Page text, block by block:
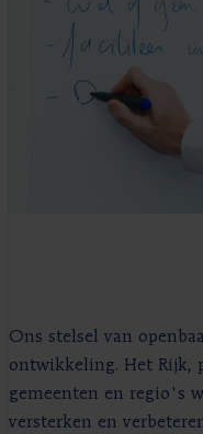
Ons stelsel van
ontwikkeling. Het Rijk,
gemeenten en regio's
versterken en